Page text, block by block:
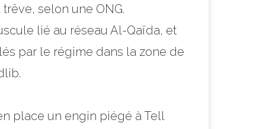
selon une ONG.
lié au réseau Al-Qaïda, et
par le régime dans la zone de
place un engin piégé à Tell